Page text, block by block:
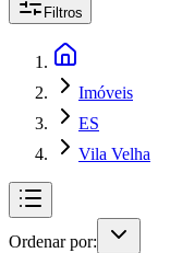
Filtros
Imóveis
ES
Vila Velha
Ordenar por: